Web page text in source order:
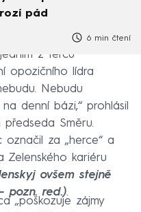
pád
6 min čtení
z terčů
opozičního lídra
Nebudu
denní bázi,“ prohlásil
předseda Směru.
označil za „herce“ a
Zelenského kariéru
ovšem stejně
pozn. red.).
„poškozuje zájmy